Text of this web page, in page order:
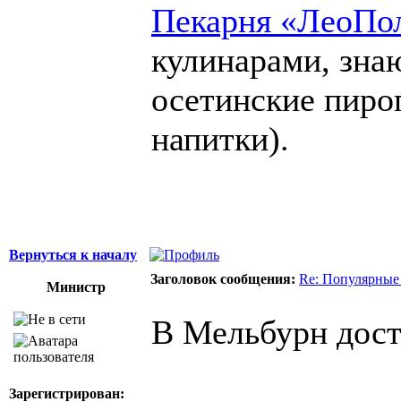
Пекарня
кулинарами,
осетинские
напитки).
Вернуться к началу
Министр
Заголовок сообщения: Re:
Зарегистрирован:
В Мельбурн